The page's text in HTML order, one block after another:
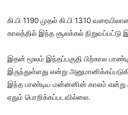
கி.பி 1190 முதல் கி.பி 1310
காலத்தில் இந்த சூலக்கல் நிறுவப்பட்டு
இதன் மூலம் இந்தப்பகுதி பிற்கால
இருந்துள்ளது என்று
இந்த பாண்டிய மன்னனின் காலம் என்று
ஏதும் பொறிக்கப்படவில்லை.